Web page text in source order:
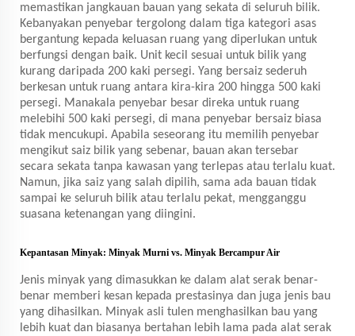
memastikan jangkauan bauan yang sekata di seluruh bilik.
Kebanyakan penyebar tergolong dalam tiga kategori asas
bergantung kepada keluasan ruang yang diperlukan untuk
berfungsi dengan baik. Unit kecil sesuai untuk bilik yang
kurang daripada 200 kaki persegi. Yang bersaiz sederuh
berkesan untuk ruang antara kira-kira 200 hingga 500 kaki
persegi. Manakala penyebar besar direka untuk ruang
melebihi 500 kaki persegi, di mana penyebar bersaiz biasa
tidak mencukupi. Apabila seseorang itu memilih penyebar
mengikut saiz bilik yang sebenar, bauan akan tersebar
secara sekata tanpa kawasan yang terlepas atau terlalu kuat.
Namun, jika saiz yang salah dipilih, sama ada bauan tidak
sampai ke seluruh bilik atau terlalu pekat, mengganggu
suasana ketenangan yang diingini.
Kepantasan Minyak: Minyak Murni vs. Minyak Bercampur Air
Jenis minyak yang dimasukkan ke dalam alat serak benar-
benar memberi kesan kepada prestasinya dan juga jenis bau
yang dihasilkan. Minyak asli tulen menghasilkan bau yang
lebih kuat dan biasanya bertahan lebih lama pada alat serak